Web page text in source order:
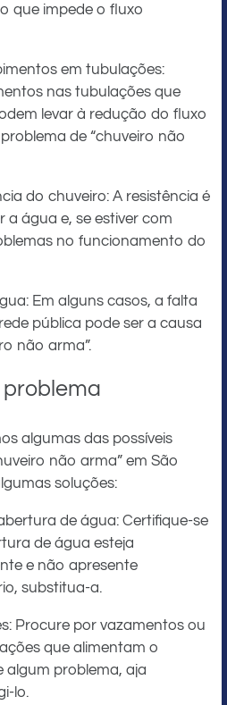
que impede o fluxo
em tubulações:
nas tubulações que
levar à redução do fluxo
de “chuveiro não
do chuveiro: A resistência é
a água e, se estiver com
no funcionamento do
Em alguns casos, a falta
pública pode ser a causa
não arma”.
problema
algumas das possíveis
não arma” em São
soluções:
de água: Certifique-se
de água esteja
e não apresente
substitua-a.
Procure por vazamentos ou
que alimentam o
algum problema, aja
lo.